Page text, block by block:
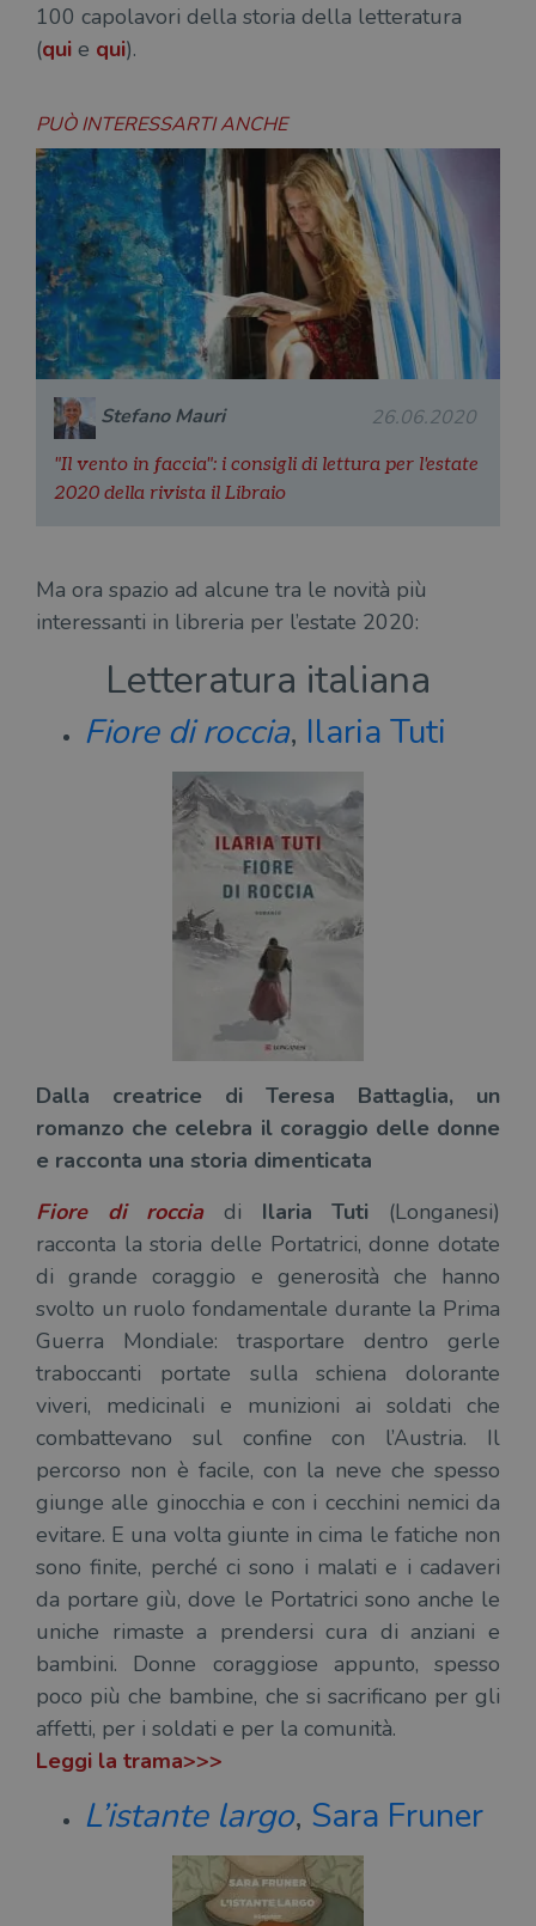
100 capolavori della storia della letteratura
(qui e qui).
PUÒ INTERESSARTI ANCHE
Stefano Mauri 26.06.2020
"Il vento in faccia": i consigli di lettura per l'estate
2020 della rivista il Libraio
Ma ora spazio ad alcune tra le novità più
interessanti in libreria per l’estate 2020:
Letteratura italiana
Fiore di roccia, Ilaria Tuti
Dalla creatrice di Teresa Battaglia, un
romanzo che celebra il coraggio delle donne
e racconta una storia dimenticata
Fiore di rocciadi Ilaria Tuti (Longanesi)
racconta la storia delle Portatrici, donne dotate
di grande coraggio e generosità che hanno
svolto un ruolo fondamentale durante la Prima
Guerra Mondiale: trasportare dentro gerle
traboccanti portate sulla schiena dolorante
viveri, medicinali e munizioni ai soldati che
combattevano sul confine con l’Austria. Il
percorso non è facile, con la neve che spesso
giunge alle ginocchia e con i cecchini nemici da
evitare. E una volta giunte in cima le fatiche non
sono finite, perché ci sono i malati e i cadaveri
da portare giù, dove le Portatrici sono anche le
uniche rimaste a prendersi cura di anziani e
bambini. Donne coraggiose appunto, spesso
poco più che bambine, che si sacrificano per gli
affetti, per i soldati e per la comunità.
Leggi la trama>>>
L’istante largo, Sara Fruner